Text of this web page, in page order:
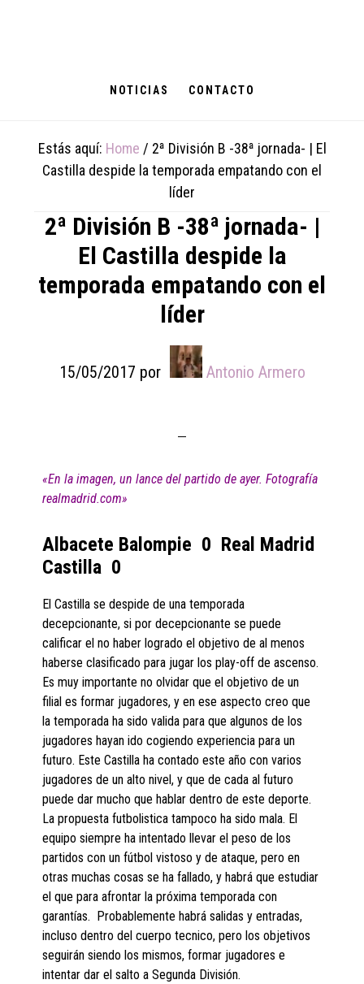
NOTICIAS CONTACTO
Estás aquí: Home / 2ª División B -38ª jornada- | El
Castilla despide la temporada empatando con el
líder
2ª División B -38ª jornada- |
El Castilla despide la
temporada empatando con el
líder
15/05/2017 por Antonio Armero
«En la imagen, un lance del partido de ayer. Fotografía
realmadrid.com»
Albacete Balompie 0 Real Madrid
Castilla 0
El Castilla se despide de una temporada
decepcionante, si por decepcionante se puede
calificar el no haber logrado el objetivo de al menos
haberse clasificado para jugar los play-off de ascenso.
Es muy importante no olvidar que el objetivo de un
filial es formar jugadores, y en ese aspecto creo que
la temporada ha sido valida para que algunos de los
jugadores hayan ido cogiendo experiencia para un
futuro. Este Castilla ha contado este año con varios
jugadores de un alto nivel, y que de cada al futuro
puede dar mucho que hablar dentro de este deporte.
La propuesta futbolistica tampoco ha sido mala. El
equipo siempre ha intentado llevar el peso de los
partidos con un fútbol vistoso y de ataque, pero en
otras muchas cosas se ha fallado, y habrá que estudiar
el que para afrontar la próxima temporada con
garantías. Probablemente habrá salidas y entradas,
incluso dentro del cuerpo tecnico, pero los objetivos
seguirán siendo los mismos, formar jugadores e
intentar dar el salto a Segunda División.